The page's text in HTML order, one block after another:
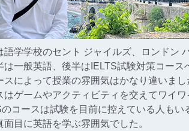
語学学校のセント ジャイルズ、ロンドン
は一般英語、後半はIELTS試験対策コース
スによって授業の雰囲気はかなり違いまし
はゲームやアクティビティを交えてワイワ
コースは試験を目前に控えている人もい
目に英語を学ぶ雰囲気でした。